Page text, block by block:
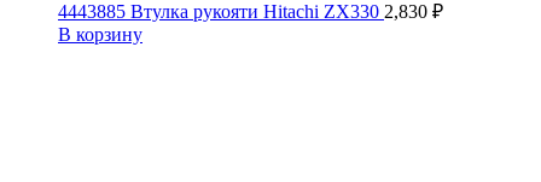
4443885 Втулка рукояти Hitachi ZX330 2,830 ₽
В корзину